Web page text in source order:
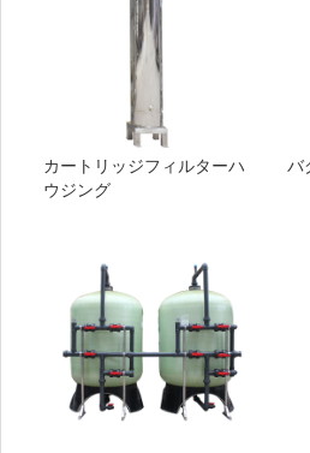
カートリッジフィルターハ
ウジング
バ